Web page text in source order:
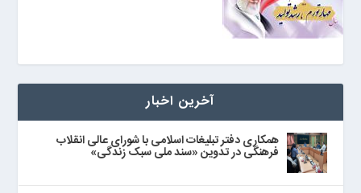
آخرین اخبار
همکاری دفتر تبلیغات اسلامی با شورای عالی انقلاب
فرهنگی در تدوین «سند ملی سبک زندگی»